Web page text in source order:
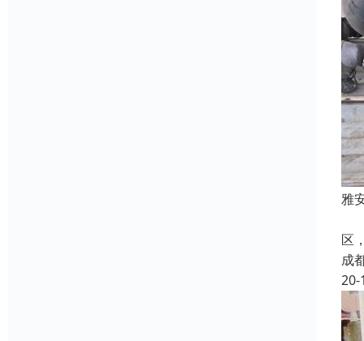
雅
区
成
20-